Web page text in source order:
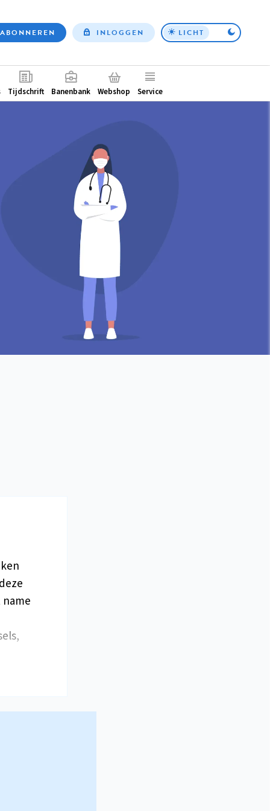
Top
ABONNEREN INLOGGEN LICHT
Tijdschrift Banenbank Webshop Service